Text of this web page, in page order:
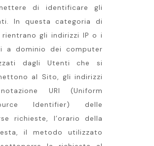
di identificare gli
In questa categoria di
gli indirizzi IP o i
a dominio dei computer
dagli Utenti che si
al Sito, gli indirizzi
URI (Uniform
Identifier) delle
richieste, l’orario della
il metodo utilizzato